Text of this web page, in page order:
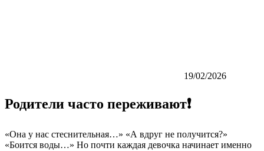
19/02/2026
Родители часто переживают❗️
«Она у нас стеснительная…» «А вдруг не получится?»
«Боится воды…» Но почти каждая девочка начинает именно